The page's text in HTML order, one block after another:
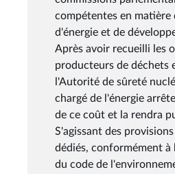
compétentes en matière
d'énergie et de
Après avoir recueilli les
producteurs de déchets
l'Autorité de sûreté
chargé de l'énergie
de ce coût et la rendra
S'agissant des
dédiés, conformément à
du code de